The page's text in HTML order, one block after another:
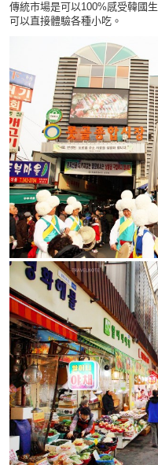
傳統市場是可以100%感受韓國
可以直接體驗各種小吃。